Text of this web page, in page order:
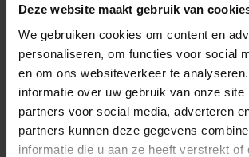
Deze website maakt gebruik van
We gebruiken cookies om content en
personaliseren, om functies voor social
en om ons websiteverkeer te
informatie over uw gebruik van onze site
partners voor social media, adverteren
partners kunnen deze gegevens
informatie die u aan ze heeft verstrekt of
Ergodyne | ER6990-16990-EU |
Ergodyne |ER6990-16990-EU
Op voorraad levertijd 1 a 3 werkdagen
Login voor prijzen